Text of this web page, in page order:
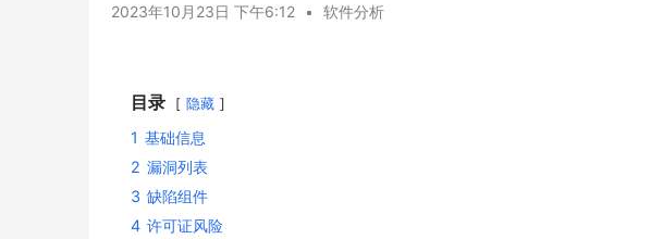
2023年10月23日 下午6:12 • 软件分析
目录 隐藏
1 基础信息
2 漏洞列表
3 缺陷组件
4 许可证风险